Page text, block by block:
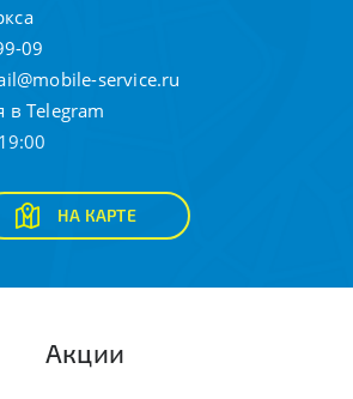
09
service.ru
в Telegram
НА КАРТЕ
Акции